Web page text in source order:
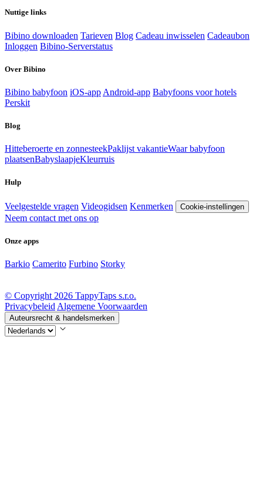
Nuttige links
Bibino downloaden Tarieven Blog Cadeau inwisselen Cadeaubon
Inloggen Bibino-Serverstatus
Over Bibino
Bibino babyfoon iOS-app Android-app Babyfoons voor hotels
Perskit
Blog
Hitteberoerte en zonnesteekPaklijst vakantieWaar babyfoon
plaatsenBabyslaapjeKleurruis
Hulp
Veelgestelde vragen Videogidsen Kenmerken Cookie-instellingen
Neem contact met ons op
Onze apps
Barkio Camerito Furbino Storky
© Copyright 2026 TappyTaps s.r.o.
Privacybeleid Algemene Voorwaarden
Auteursrecht & handelsmerken